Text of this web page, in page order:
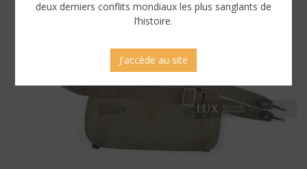
deux derniers conflits mondiaux les plus sanglants de
l’histoire.
J'accède au site